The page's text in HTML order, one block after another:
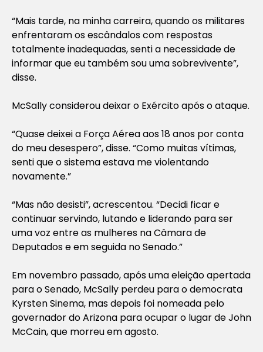
“Mais tarde, na minha carreira, quando os militares
enfrentaram os escândalos com respostas
totalmente inadequadas, senti a necessidade de
informar que eu também sou uma sobrevivente”,
disse.
McSally considerou deixar o Exército após o ataque.
“Quase deixei a Força Aérea aos 18 anos por conta
do meu desespero”, disse. “Como muitas vítimas,
senti que o sistema estava me violentando
novamente.”
“Mas não desisti”, acrescentou. “Decidi ficar e
continuar servindo, lutando e liderando para ser
uma voz entre as mulheres na Câmara de
Deputados e em seguida no Senado.”
Em novembro passado, após uma eleição apertada
para o Senado, McSally perdeu para o democrata
Kyrsten Sinema, mas depois foi nomeada pelo
governador do Arizona para ocupar o lugar de John
McCain, que morreu em agosto.